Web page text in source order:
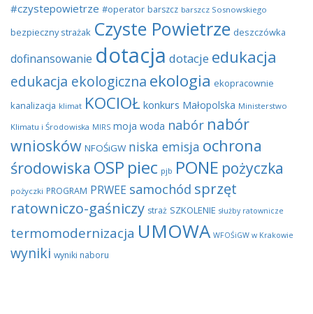
#czystepowietrze #operator barszcz barszcz Sosnowskiego
bezpieczny strażak Czyste Powietrze deszczówka
dofinansowanie dotacja dotacje edukacja
edukacja ekologiczna ekologia ekopracownie
kanalizacja klimat KOCIOŁ konkurs Małopolska Ministerstwo
Klimatu i Środowiska MIRS moja woda nabór nabór
wniosków NFOŚiGW niska emisja ochrona
środowiska OSP piec pjb PONE pożyczka
pożyczki PROGRAM PRWEE samochód sprzęt
ratowniczo-gaśniczy straż SZKOLENIE służby ratownicze
termomodernizacja UMOWA WFOŚiGW w Krakowie
wyniki wyniki naboru